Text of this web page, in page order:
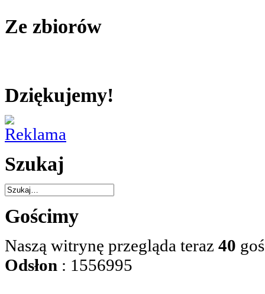
Ze zbiorów
Dziękujemy!
Szukaj
Gościmy
Naszą witrynę przegląda teraz 40
Odsłon : 1556995